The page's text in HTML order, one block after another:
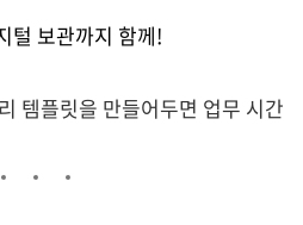
털 보관까지 함께!
템플릿을 만들어두면 업무 시간